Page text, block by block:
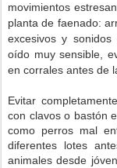
movimientos
planta de faenado:
excesivos y
oído muy sensible,
en corrales antes de
Evitar
con clavos o bastón
como perros mal
diferentes lotes
animales desde